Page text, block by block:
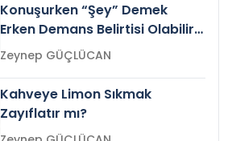
Konuşurken “Şey” Demek
Erken Demans Belirtisi Olabilir
mi?
Zeynep GÜÇLÜCAN
Kahveye Limon Sıkmak
Zayıflatır mı?